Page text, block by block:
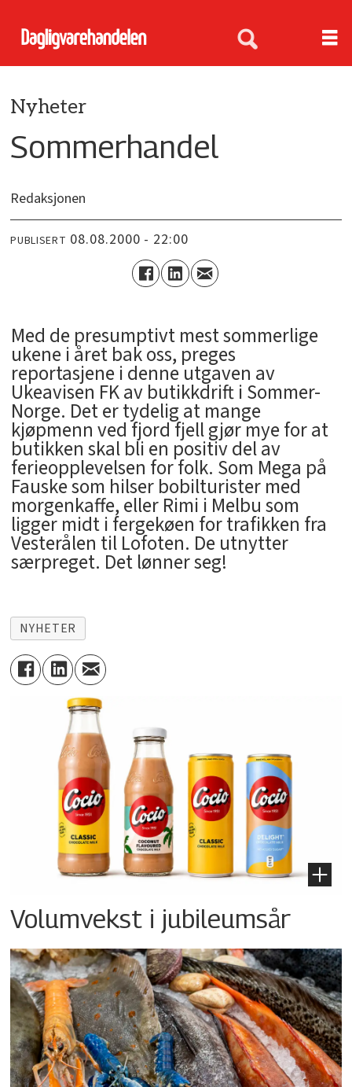
Nyheter
Sommerhandel
Redaksjonen
PUBLISERT 08.08.2000 - 22:00
Med de presumptivt mest sommerlige
ukene i året bak oss, preges
reportasjene i denne utgaven av
Ukeavisen FK av butikkdrift i Sommer-
Norge. Det er tydelig at mange
kjøpmenn ved fjord fjell gjør mye for at
butikken skal bli en positiv del av
ferieopplevelsen for folk. Som Mega på
Fauske som hilser bobilturister med
morgenkaffe, eller Rimi i Melbu som
ligger midt i fergekøen for trafikken fra
Vesterålen til Lofoten. De utnytter
særpreget. Det lønner seg!
NYHETER
Volumvekst i jubileumsår